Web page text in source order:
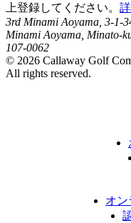
上登録してください。
3rd Minami Aoyama, 3-1-
Minami Aoyama, Minato-
107-0062
© 2026 Callaway Golf
All rights reserved.
オン